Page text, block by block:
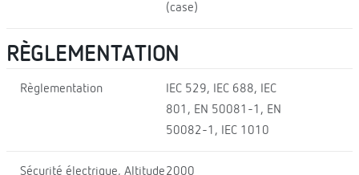
(case)
RÈGLEMENTATION
Règlementation
IEC 529, IEC 688, IEC
801, EN 50081-1, EN
50082-1, IEC 1010
Sécurité électrique, Altitude2000